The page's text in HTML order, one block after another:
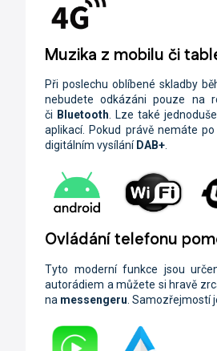
Muzika z mobilu či
Při poslechu oblíbené skladby
nebudete odkázáni pouze na
či Bluetooth. Lze také
aplikací. Pokud právě nemáte
digitálním vysílání DAB+.
Ovládání telefonu
Tyto moderní funkce jsou
autorádiem a můžete si hravě
na messengeru . Samozřejmostí